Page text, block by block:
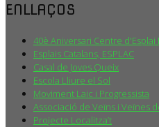
ENLLAÇOS
40è Aniversari Centre d'Esplai
Esplais Catalans, ESPLAC
Casal de Joves Queix
Escola Lliure el Sol
Moviment Laic i Progressista
Associació de Veïns i Veïnes
Projecte Localitza’t